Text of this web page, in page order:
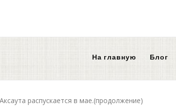
На главную Блог
распускается в мае.(продолжение)